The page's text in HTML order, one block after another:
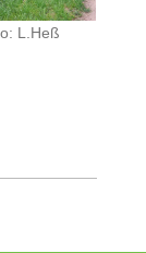
L.Heß